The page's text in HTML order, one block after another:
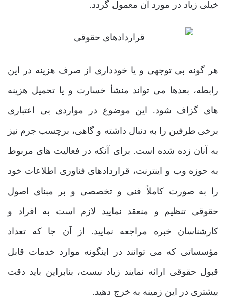
خیلی زیاد در مورد آن معمول گردد.
هر گونه بی توجهی و یا خودداری از صرف هزینه در این
رابطه، بعدها می تواند منشأ خسارت و یا تحمیل هزینه
های گزاف شود. این موضوع در مواردی بی اعتباری
برخی طرفین را به دنبال داشته و گاهی، برچسب جرم نیز
به آنان زده شده است. برای آنکه در فعالیت های مربوط
به حوزه وب و اینترنت، قراردادهای فناوری اطلاعات خود
را به صورت کاملاً فنی و تخصصی و بر مبنای اصول
حقوقی تنظیم و منعقد نمایید لازم است به افراد و
کارشناسان خبره مراجعه نمایید. از آن جا که تعداد
مؤسساتی که می توانند در اینگونه موارد خدمات قابل
قبول حقوقی ارائه نمایند زیاد نیست، بنابراین باید دقت
بیشتری در این زمینه به خرج دهید.